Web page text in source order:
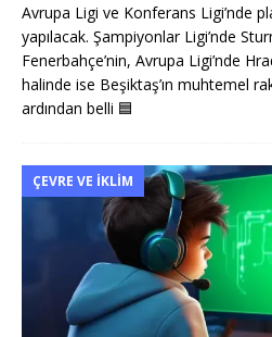
Avrupa Ligi ve Konferans Ligi’nde
yapılacak. Şampiyonlar Ligi’nde
Fenerbahçe’nin, Avrupa Ligi’nde
halinde ise Beşiktaş’ın muhtemel
ardından belli 🟦
ÇEVRE VE İKLIM